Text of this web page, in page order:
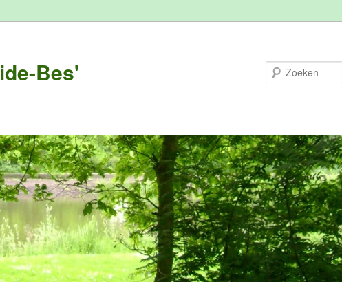
Bes'